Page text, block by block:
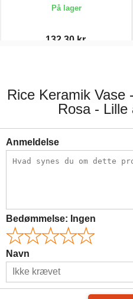
På lager
132,30 kr.
Rice Keramik Vase
Rosa - Lille
Anmeldelse
Bedømmelse: Ingen
Navn